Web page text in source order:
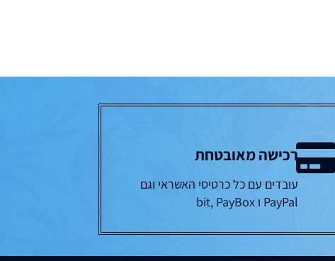
רכישה מאובטחת
עובדים עם כל כרטיסי האשראי וגם
PayPal ו bit, PayBox